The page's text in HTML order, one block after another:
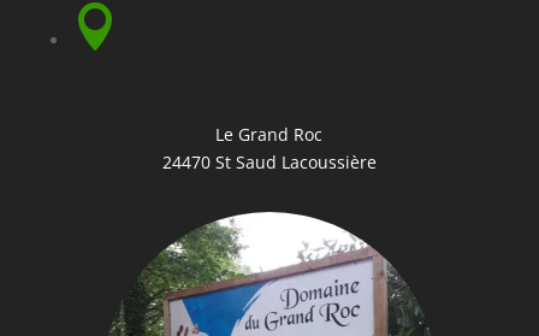

Le Grand Roc
24470 St Saud Lacoussière